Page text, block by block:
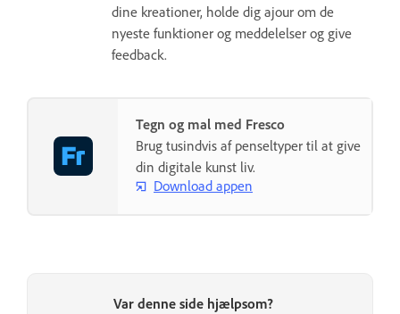
dine kreationer, holde dig ajour om de
nyeste funktioner og meddelelser og give
feedback.
Tegn og mal med Fresco
Brug tusindvis af penseltyper til at give
din digitale kunst liv.
Download appen
Var denne side hjælpsom?